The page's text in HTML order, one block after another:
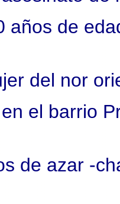
años de
del nor
el barrio
de azar -